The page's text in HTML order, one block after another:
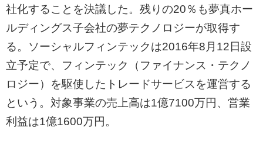
社化することを決議した。残りの20％も夢真ホー
ルディングス子会社の夢テクノロジーが取得す
る。ソーシャルフィンテックは2016年8月12日設
立予定で、フィンテック（ファイナンス・テクノ
ロジー）を駆使したトレードサービスを運営する
という。対象事業の売上高は1億7100万円、営業
利益は1億1600万円。